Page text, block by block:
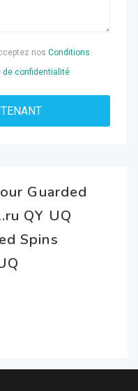
nos Conditions
de confidentialité
Guarded
QY UQ
Spins